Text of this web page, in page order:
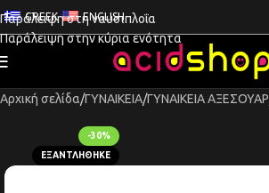
Παράλειψη στη ναυσιπλοΐα
Παράλειψη στην κύρια ενότητα
GREEK ENGLISH
Αρχική σελίδα ΓΥΝΑΙΚΕΙΑ ΓΥΝΑΙΚΕΙΑ ΑΞΕΣΟΥΑΡ
-30%
ΕΞΑΝΤΛΉΘΗΚΕ